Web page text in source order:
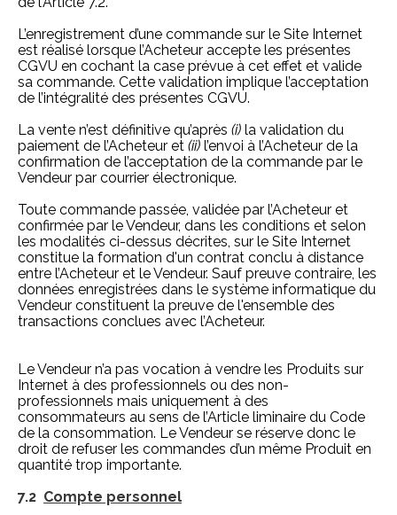
L’enregistrement d’une commande sur le Site Internet
est réalisé lorsque l’Acheteur accepte les présentes
CGVU en cochant la case prévue à cet effet et valide
sa commande. Cette validation implique l’acceptation
de l’intégralité des présentes CGVU.
La vente n’est définitive qu’après (i) la validation du
paiement de l’Acheteur et (ii) l’envoi à l’Acheteur de la
confirmation de l’acceptation de la commande par le
Vendeur par courrier électronique.
Toute commande passée, validée par l’Acheteur et
confirmée par le Vendeur, dans les conditions et selon
les modalités ci-dessus décrites, sur le Site Internet
constitue la formation d'un contrat conclu à distance
entre l’Acheteur et le Vendeur. Sauf preuve contraire, les
données enregistrées dans le système informatique du
Vendeur constituent la preuve de l'ensemble des
transactions conclues avec l’Acheteur.
Le Vendeur n’a pas vocation à vendre les Produits sur
Internet à des professionnels ou des non-
professionnels mais uniquement à des
consommateurs au sens de l’Article liminaire du Code
de la consommation. Le Vendeur se réserve donc le
droit de refuser les commandes d’un même Produit en
quantité trop importante.
7.2 Compte personnel